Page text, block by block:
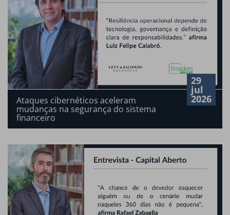
29
jul
2026
Ataques cibernéticos aceleram
mudanças na segurança do sistema
financeiro